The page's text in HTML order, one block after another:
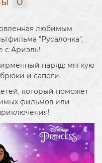
любимым
"Русалочка",
с Ариэль!
наряд: мягкую
и сапоги.
который поможет
фильмов или